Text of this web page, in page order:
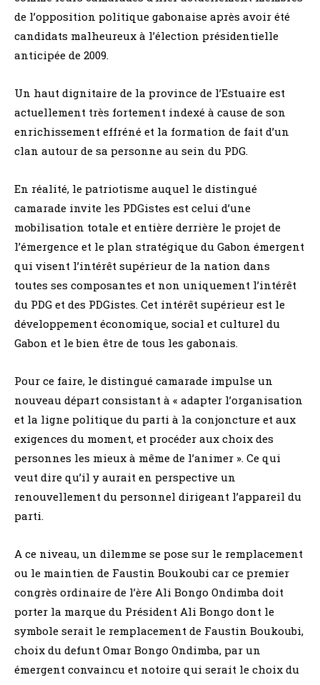
de l’opposition politique gabonaise après avoir été
candidats malheureux à l’élection présidentielle
anticipée de 2009.
Un haut dignitaire de la province de l’Estuaire est
actuellement très fortement indexé à cause de son
enrichissement effréné et la formation de fait d’un
clan autour de sa personne au sein du PDG.
En réalité, le patriotisme auquel le distingué
camarade invite les PDGistes est celui d’une
mobilisation totale et entière derrière le projet de
l’émergence et le plan stratégique du Gabon émergent
qui visent l’intérêt supérieur de la nation dans
toutes ses composantes et non uniquement l’intérêt
du PDG et des PDGistes. Cet intérêt supérieur est le
développement économique, social et culturel du
Gabon et le bien être de tous les gabonais.
Pour ce faire, le distingué camarade impulse un
nouveau départ consistant à « adapter l’organisation
et la ligne politique du parti à la conjoncture et aux
exigences du moment, et procéder aux choix des
personnes les mieux à même de l’animer ». Ce qui
veut dire qu’il y aurait en perspective un
renouvellement du personnel dirigeant l’appareil du
parti.
A ce niveau, un dilemme se pose sur le remplacement
ou le maintien de Faustin Boukoubi car ce premier
congrès ordinaire de l’ère Ali Bongo Ondimba doit
porter la marque du Président Ali Bongo dont le
symbole serait le remplacement de Faustin Boukoubi,
choix du defunt Omar Bongo Ondimba, par un
émergent convaincu et notoire qui serait le choix du